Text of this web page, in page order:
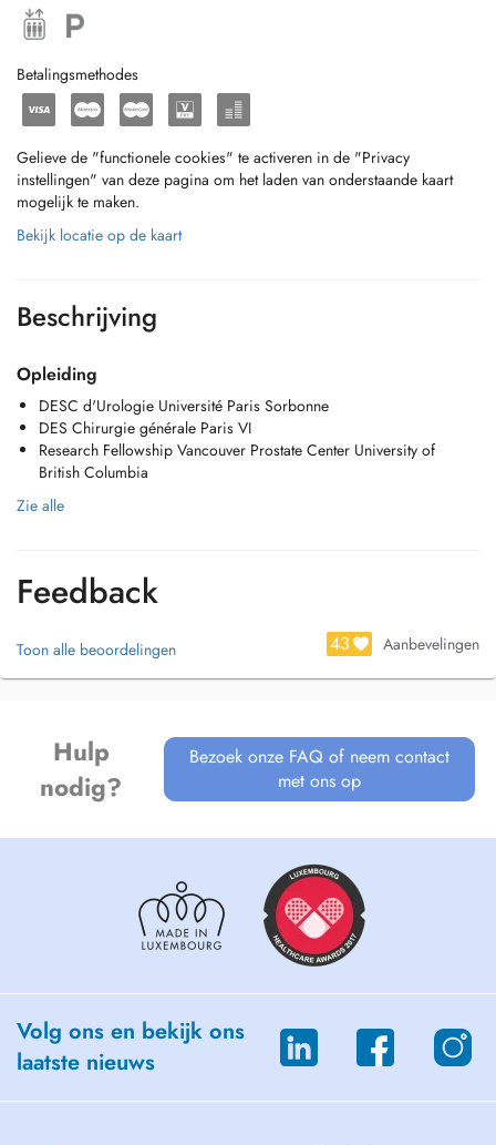
Betalingsmethodes
Gelieve de "functionele cookies" te activeren in de "Privacy
instellingen" van deze pagina om het laden van onderstaande kaart
mogelijk te maken.
Bekijk locatie op de kaart
Beschrijving
Opleiding
DESC d'Urologie Université Paris Sorbonne
DES Chirurgie générale Paris VI
Research Fellowship Vancouver Prostate Center University of
British Columbia
Zie alle
Feedback
Toon alle beoordelingen 43 Aanbevelingen
Hulp
nodig?
Bezoek onze FAQ of neem contact
met ons op
Volg ons en bekijk ons
laatste nieuws